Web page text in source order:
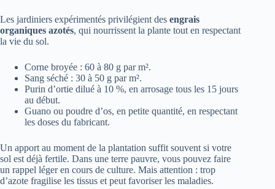
Les jardiniers expérimentés privilégient des engrais
organiques azotés, qui nourrissent la plante tout en respectant
la vie du sol.
Corne broyée : 60 à 80 g par m².
Sang séché : 30 à 50 g par m².
Purin d’ortie dilué à 10 %, en arrosage tous les 15 jours
au début.
Guano ou poudre d’os, en petite quantité, en respectant
les doses du fabricant.
Un apport au moment de la plantation suffit souvent si votre
sol est déjà fertile. Dans une terre pauvre, vous pouvez faire
un rappel léger en cours de culture. Mais attention : trop
d’azote fragilise les tissus et peut favoriser les maladies.